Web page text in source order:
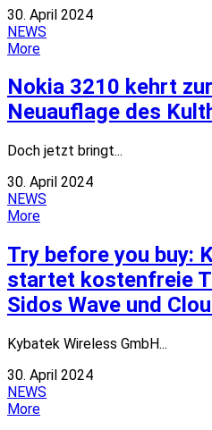
30. April 2024
NEWS
More
Nokia 3210 kehrt
Neuauflage des
Doch jetzt bringt...
30. April 2024
NEWS
More
Try before you buy:
startet kostenfreie
Sidos Wave und
Kybatek Wireless GmbH...
30. April 2024
NEWS
More